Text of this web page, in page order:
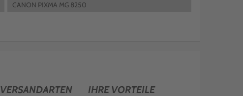
CANON PIXMA MG 8250
VERSANDARTEN IHRE VORTEILE